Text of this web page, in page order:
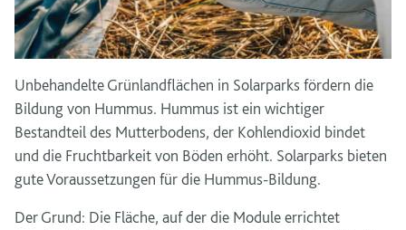
Unbehandelte Grünlandflächen in Solarparks fördern die
Bildung von Hummus. Hummus ist ein wichtiger
Bestandteil des Mutterbodens, der Kohlendioxid bindet
und die Fruchtbarkeit von Böden erhöht. Solarparks bieten
gute Voraussetzungen für die Hummus-Bildung.
Der Grund: Die Fläche, auf der die Module errichtet